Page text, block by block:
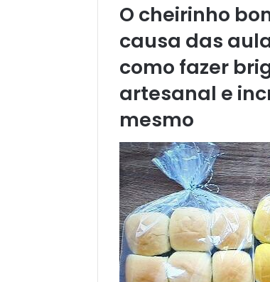
O cheirinho
causa das
como fazer
artesanal e
mesmo